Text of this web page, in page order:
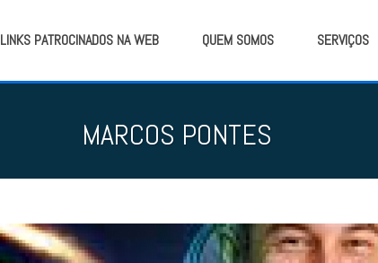
LINKS PATROCINADOS NA WEB QUEM SOMOS SERVIÇOS
MARCOS PONTES